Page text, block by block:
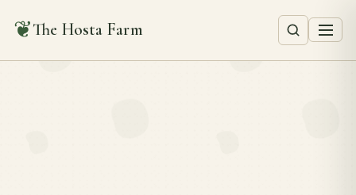
❦The Hosta Farm